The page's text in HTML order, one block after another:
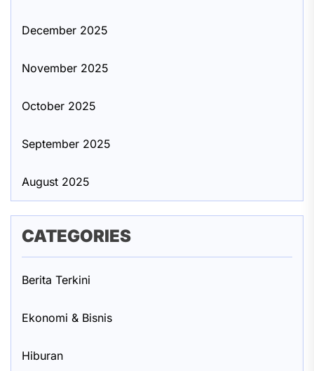
December 2025
November 2025
October 2025
September 2025
August 2025
CATEGORIES
Berita Terkini
Ekonomi & Bisnis
Hiburan